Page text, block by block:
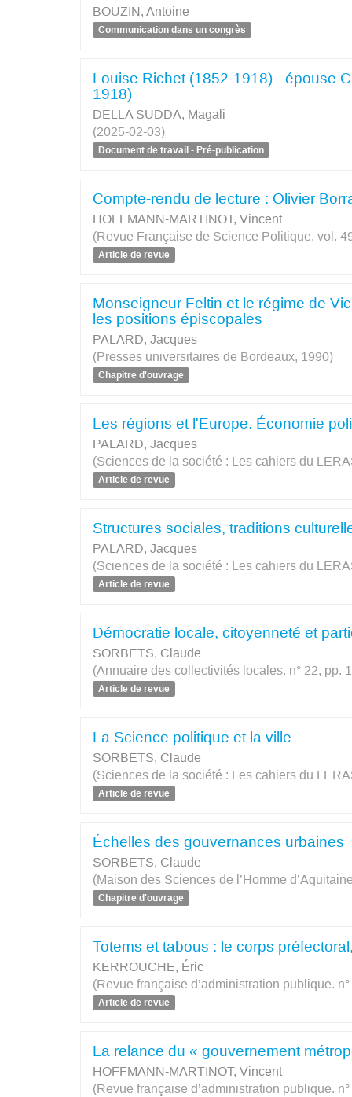
BOUZIN, Antoine
Communication dans un congrès
Louise Richet (1852-1918) - épouse
1918)
DELLA SUDDA, Magali
(2025-02-03)
Document de travail - Pré-publication
Compte-rendu de lecture : Olivier
HOFFMANN-MARTINOT, Vincent
(Revue Française de Science Politique. vol.
Article de revue
Monseigneur Feltin et le régime de
les positions épiscopales
PALARD, Jacques
(Presses universitaires de Bordeaux, 1990)
Chapitre d'ouvrage
Les régions et l'Europe. Économie
PALARD, Jacques
(Sciences de la société : Les cahiers du
Article de revue
Structures sociales, traditions
PALARD, Jacques
(Sciences de la société : Les cahiers du
Article de revue
Démocratie locale, citoyenneté et
SORBETS, Claude
(Annuaire des collectivités locales. n° 22, pp.
Article de revue
La Science politique et la ville
SORBETS, Claude
(Sciences de la société : Les cahiers du
Article de revue
Échelles des gouvernances urbaines
SORBETS, Claude
(Maison des Sciences de l’Homme
Chapitre d'ouvrage
Totems et tabous : le corps
KERROUCHE, Éric
(Revue française d’administration publique.
Article de revue
La relance du « gouvernement
HOFFMANN-MARTINOT, Vincent
(Revue française d’administration publique.